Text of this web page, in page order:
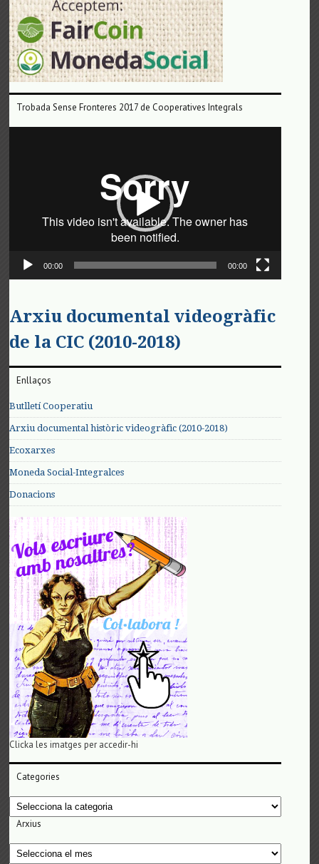
Trobada Sense Fronteres 2017 de Cooperatives Integrals
00:00 00:00
Arxiu documental videogràfic
de la CIC (2010-2018)
Enllaços
Butlletí Cooperatiu
Arxiu documental històric videogràfic (2010-2018)
Ecoxarxes
Moneda Social-Integralces
Donacions
Clicka les imatges per accedir-hi
Categories
Categories
Arxius
Arxius